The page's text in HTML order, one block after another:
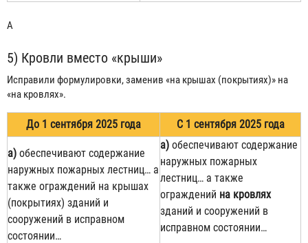
A
5) Кровли вместо «крыши»
Исправили формулировки, заменив «на крышах (покрытиях)» на
«на кровлях».
До 1 сентября 2025 года С 1 сентября 2025 года
а) обеспечивают содержание
наружных пожарных лестниц… а
также ограждений на крышах
(покрытиях) зданий и
сооружений в исправном
состоянии…
а) обеспечивают содержание
наружных пожарных
лестниц… а также
ограждений на кровлях
зданий и сооружений в
исправном состоянии…